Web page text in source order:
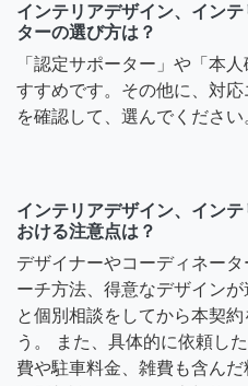
インテリアデザイン、イン
ターの選び方は？
「認定サポーター」や「本
すすめです。その他に、対
を確認して、選んでください
インテリアデザイン、イン
おける注意点は？
デザイナーやコーディネー
ーチ方法、得意なデザイン
と個別相談をしてから本契
う。 また、具体的に依頼し
費や駐車料金、雑費も含ん